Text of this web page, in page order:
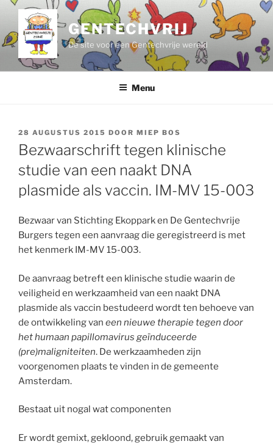
de
inhoud
GENTECHVRIJ
De site voor een Gentechvrije wereld
Menu
GEPLAATST
OP
28 AUGUSTUS 2015 DOOR MIEP BOS
Bezwaarschrift tegen klinische
studie van een naakt DNA
plasmide als vaccin. IM-MV 15-003
Bezwaar van Stichting Ekoppark en De Gentechvrije
Burgers tegen een aanvraag die geregistreerd is met
het kenmerk IM-MV 15-003.
De aanvraag betreft een klinische studie waarin de
veiligheid en werkzaamheid van een naakt DNA
plasmide als vaccin bestudeerd wordt ten behoeve van
de ontwikkeling van een nieuwe therapie tegen door
het humaan papillomavirus geïnduceerde
(pre)maligniteiten. De werkzaamheden zijn
voorgenomen plaats te vinden in de gemeente
Amsterdam.
Bestaat uit nogal wat componenten
Er wordt gemixt, gekloond, gebruik gemaakt van